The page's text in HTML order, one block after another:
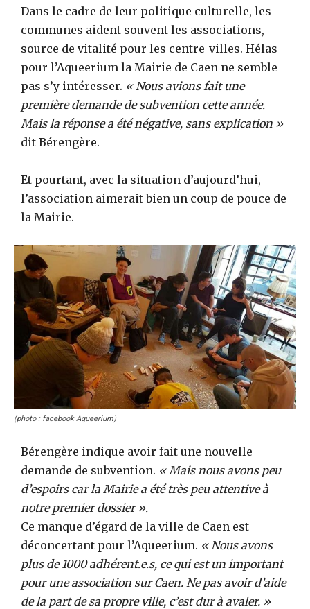
Dans le cadre de leur politique culturelle, les
communes aident souvent les associations,
source de vitalité pour les centre-villes. Hélas
pour l’Aqueerium la Mairie de Caen ne semble
pas s’y intéresser. « Nous avions fait une
première demande de subvention cette année.
Mais la réponse a été négative, sans explication »
dit Bérengère.
Et pourtant, avec la situation d’aujourd’hui,
l’association aimerait bien un coup de pouce de
la Mairie.
(photo : facebook Aqueerium)
Bérengère indique avoir fait une nouvelle
demande de subvention. « Mais nous avons peu
d’espoirs car la Mairie a été très peu attentive à
notre premier dossier ».
Ce manque d’égard de la ville de Caen est
déconcertant pour l’Aqueerium. « Nous avons
plus de 1000 adhérent.e.s, ce qui est un important
pour une association sur Caen. Ne pas avoir d’aide
de la part de sa propre ville, c’est dur à avaler. »